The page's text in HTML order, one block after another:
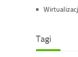
Tagi